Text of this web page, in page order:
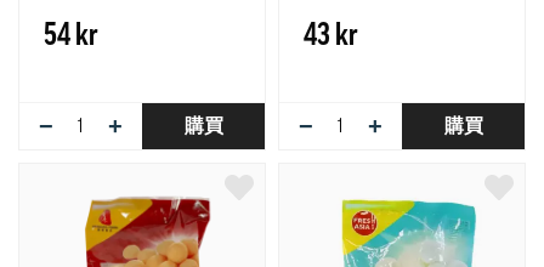
54 kr
− + 購買
43 kr
− + 購買